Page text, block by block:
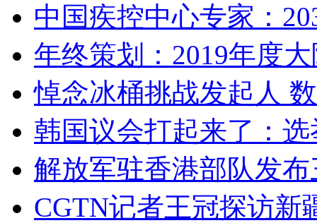
中国疾控中心专家：
年终策划：2019年度
悼念冰桶挑战发起人
韩国议会打起来了：
解放军驻香港部队发
CGTN记者王冠探访新